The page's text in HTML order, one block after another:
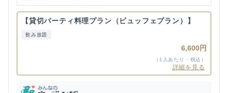
【貸切パーティ料理プラン（ビュッフェプラン）】
飲み放題
6,600円
（1人あたり・税込）
詳細を見る